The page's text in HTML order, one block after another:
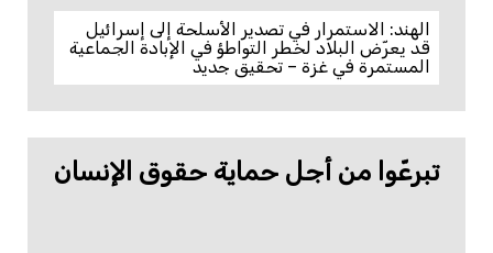
الهند: الاستمرار في تصدير الأسلحة إلى إسرائيل
قد يعرّض البلاد لخطر التواطؤ في الإبادة الجماعية
المستمرة في غزة – تحقيق جديد
تبرعّوا من أجل حماية حقوق الإنسان